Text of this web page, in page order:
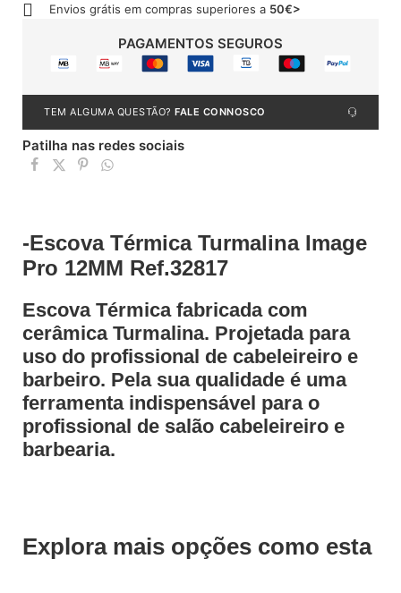
Envios grátis em compras superiores a 50€>
PAGAMENTOS SEGUROS
TEM ALGUMA QUESTÃO? FALE CONNOSCO
Patilha nas redes sociais
-Escova Térmica Turmalina Image
Pro 12MM Ref.32817
Escova Térmica fabricada com
cerâmica Turmalina. Projetada para
uso do profissional de cabeleireiro e
barbeiro. Pela sua qualidade é uma
ferramenta indispensável para o
profissional de salão cabeleireiro e
barbearia.
Explora mais opções como esta